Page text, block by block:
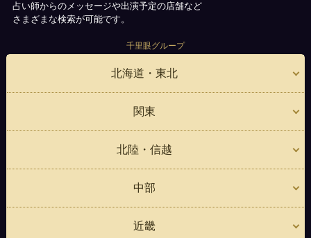
占い師からのメッセージや出演予定の店舗など
さまざまな検索が可能です。
千里眼グループ
北海道・東北
関東
北陸・信越
中部
近畿